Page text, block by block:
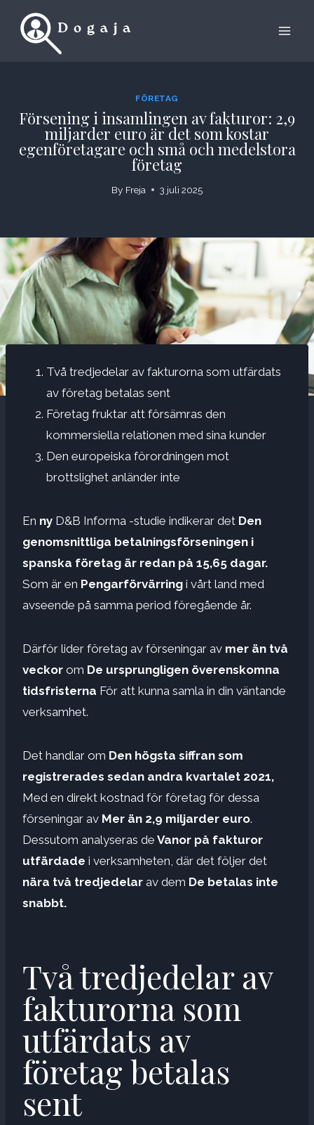
FÖRETAG
Försening i insamlingen av fakturor: 2,9
miljarder euro är det som kostar
egenföretagare och små och medelstora
företag
By Freja 3 juli 2025
Två tredjedelar av fakturorna som utfärdats
av företag betalas sent
Företag fruktar att försämras den
kommersiella relationen med sina kunder
Den europeiska förordningen mot
brottslighet anländer inte
En ny D&B Informa -studie indikerar det Den
genomsnittliga betalningsförseningen i
spanska företag är redan på 15,65 dagar.
Som är en Pengarförvärring i vårt land med
avseende på samma period föregående år.
Därför lider företag av förseningar av mer än två
veckor om De ursprungligen överenskomna
tidsfristerna För att kunna samla in din väntande
verksamhet.
Det handlar om Den högsta siffran som
registrerades sedan andra kvartalet 2021,
Med en direkt kostnad för företag för dessa
förseningar av Mer än 2,9 miljarder euro.
Dessutom analyseras de Vanor på fakturor
utfärdade i verksamheten, där det följer det
nära två tredjedelar av dem De betalas inte
snabbt.
Två tredjedelar av
fakturorna som
utfärdats av
företag betalas
sent